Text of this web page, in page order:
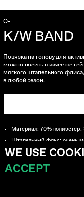
МЕНЮ
O-
K/W BAND
Повязка на голову для
можно носить в качестве
мягкого штапельного
в любой сезон.
Материал: 70%
Штапельный флис: очень
первозданный вид
Можно носить в качестве
WE USE
ACCEPT